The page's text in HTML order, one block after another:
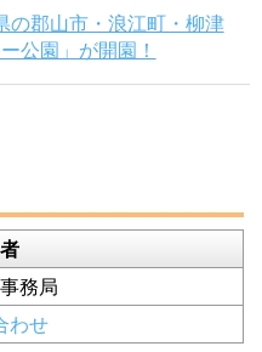
の郡山市・浪江町・柳津
公園」が開園！
務局
わせ